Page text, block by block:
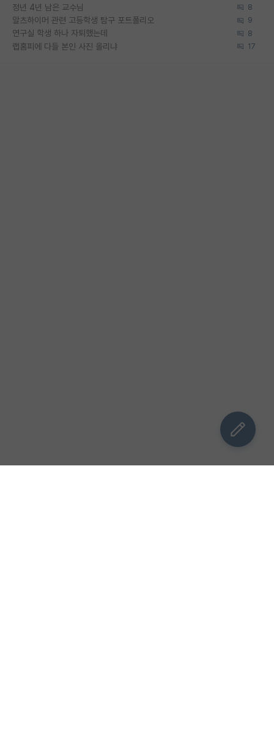
정년 4년 남은 교수님 8
알츠하이머 관련 고등학생 탐구 포트폴리오 9
연구실 학생 하나 자퇴했는데 8
랩홈피에 다들 본인 사진 올리냐 17